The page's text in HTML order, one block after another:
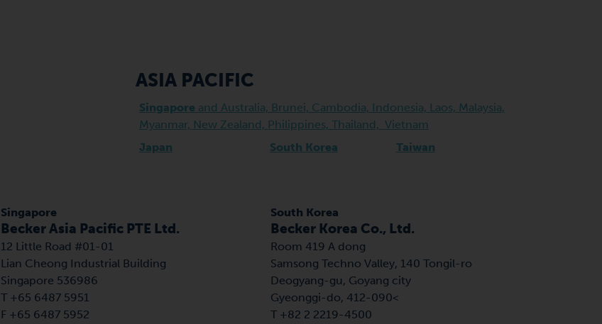
ASIA PACIFIC
Singapore and Australia, Brunei, Cambodia, Indonesia, Laos, Malaysia,
Myanmar, New Zealand, Philippines, Thailand, Vietnam
Japan
South Korea Taiwan
Singapore
Becker Asia Pacific PTE Ltd.
12 Little Road #01-01
Lian Cheong Industrial Building
Singapore 536986
T +65 6487 5951
F +65 6487 5952
South Korea
Becker Korea Co., Ltd.
Room 419 A dong
Samsong Techno Valley, 140 Tongil-ro
Deogyang-gu, Goyang city
Gyeonggi-do, 412-090<
T +82 2 2219-4500